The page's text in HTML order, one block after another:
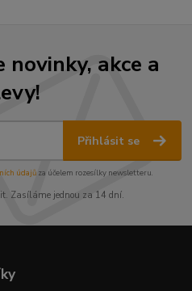
akce a
Přihlásit se
údajůza účelem rozesílky newsletteru.
Zasíláme jednou za 14 dní.